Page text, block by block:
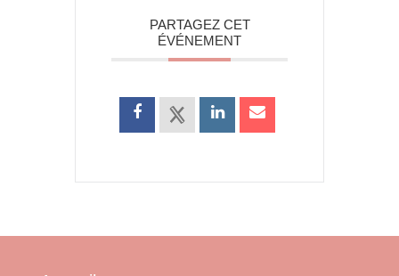
PARTAGEZ CET
ÉVÉNEMENT